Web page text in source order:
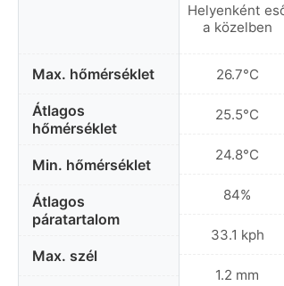
Max. hőmérséklet
Átlagos
hőmérséklet
Min. hőmérséklet
Átlagos
páratartalom
Max. szél
Helyenként
a közelben
26.7°C
25.5°C
24.8°C
84%
33.1 kph
1.2 mm